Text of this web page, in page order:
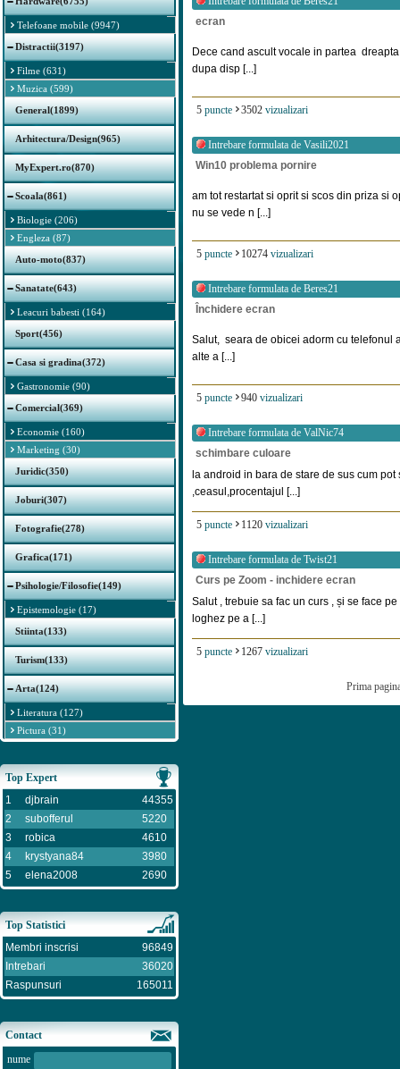
Telefoane mobile (9947)
Distractii(3197)
Filme (631)
Muzica (599)
General(1899)
Arhitectura/Design(965)
MyExpert.ro(870)
Scoala(861)
Biologie (206)
Engleza (87)
Auto-moto(837)
Sanatate(643)
Leacuri babesti (164)
Sport(456)
Casa si gradina(372)
Gastronomie (90)
Comercial(369)
Economie (160)
Marketing (30)
Juridic(350)
Joburi(307)
Fotografie(278)
Grafica(171)
Psihologie/Filosofie(149)
Epistemologie (17)
Stiinta(133)
Turism(133)
Arta(124)
Literatura (127)
Pictura (31)
Top Expert
1
djbrain
44355
2
subofferul
5220
3
robica
4610
4
krystyana84
3980
5
elena2008 2690
Top Statistici
Membri inscrisi
96849
Intrebari
36020
Raspunsuri
165011
Contact
nume
ecran
Dece cand ascult vocale in partea
dupa disp [...]
5 puncte 3502 vizualizari
Intrebare formulata de Vasili2021
Win10 problema pornire
am tot restartat si oprit si scos din priza si
nu se vede n [...]
5 puncte 10274 vizualizari
Intrebare formulata de Beres21
Închidere ecran
Salut, seara de obicei adorm cu telefonul
alte a [...]
5 puncte 940 vizualizari
Intrebare formulata de ValNic74
schimbare culoare
la android in bara de stare de sus cum
,ceasul,procentajul [...]
5 puncte 1120 vizualizari
Intrebare formulata de Twist21
Curs pe Zoom - inchidere ecran
Salut , trebuie sa fac un curs , și se face
loghez pe a [...]
5 puncte 1267 vizualizari
Prima